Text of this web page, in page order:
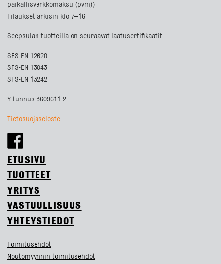
paikallisverkkomaksu (pvm))
Tilaukset arkisin klo 7–16
Seepsulan tuotteilla on seuraavat laatusertifikaatit:
SFS-EN 12620
SFS-EN 13043
SFS-EN 13242
Y-tunnus 3609611-2
Tietosuojaseloste
ETUSIVU
TUOTTEET
YRITYS
VASTUULLISUUS
YHTEYSTIEDOT
Toimitusehdot
Noutomyynnin toimitusehdot